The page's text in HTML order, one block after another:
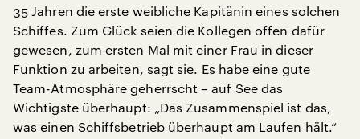
35 Jahren die erste weibliche Kapitänin eines solchen
Schiffes. Zum Glück seien die Kollegen offen dafür
gewesen, zum ersten Mal mit einer Frau in dieser
Funktion zu arbeiten, sagt sie. Es habe eine gute
Team-Atmosphäre geherrscht – auf See das
Wichtigste überhaupt: „Das Zusammenspiel ist das,
was einen Schiffsbetrieb überhaupt am Laufen hält.“